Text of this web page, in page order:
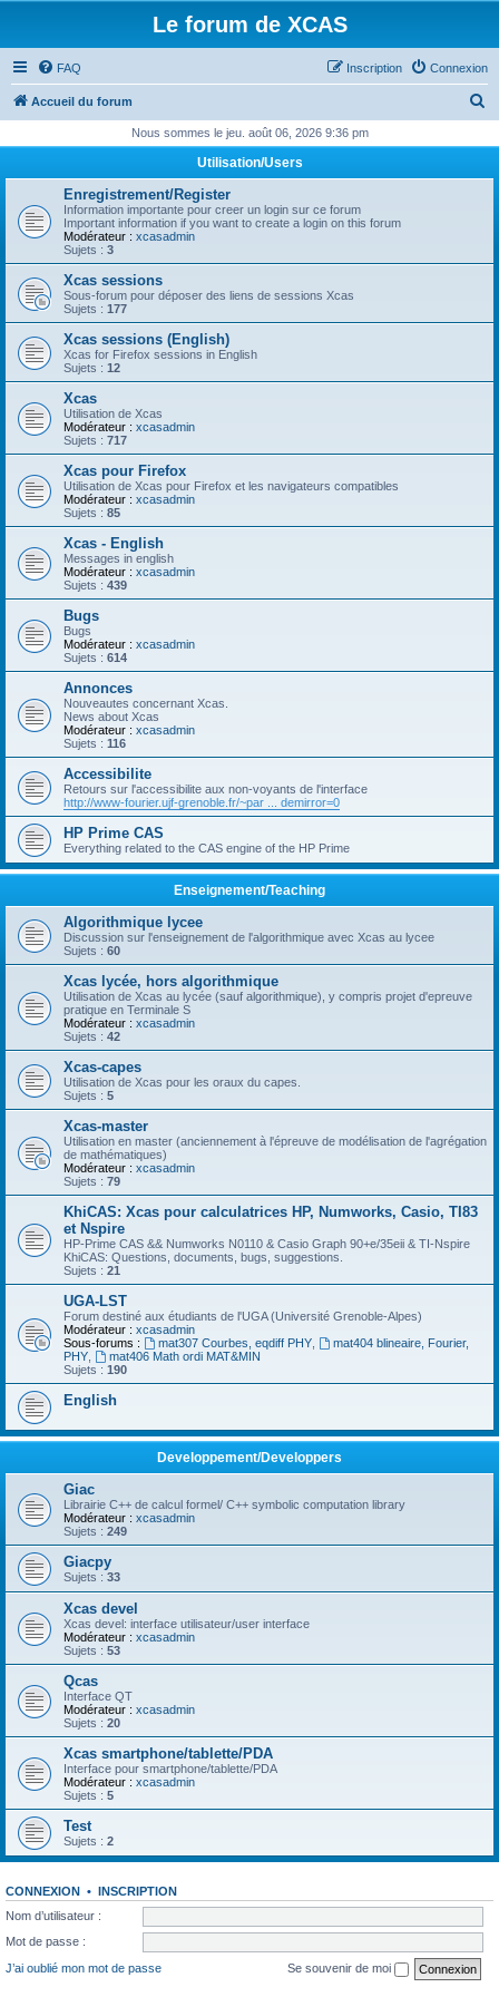
Le forum de XCAS
FAQ Connexion
Inscription
Accueil du forum
h
c
Nous sommes le jeu. août 06, 2026 9:36 pm
Utilisation/Users
Enregistrement/Register
Information importante pour creer un login sur ce forum
Important information if you want to create a login on this forum
Modérateur : xcasadmin
Sujets : 3
Xcas sessions
Sous-forum pour déposer des liens de sessions Xcas
Sujets : 177
Xcas sessions (English)
Xcas for Firefox sessions in English
Sujets : 12
Xcas
Utilisation de Xcas
Modérateur : xcasadmin
Sujets : 717
Xcas pour Firefox
Utilisation de Xcas pour Firefox et les navigateurs compatibles
Modérateur : xcasadmin
Sujets : 85
Xcas - English
Messages in english
Modérateur : xcasadmin
Sujets : 439
Bugs
Bugs
Modérateur : xcasadmin
Sujets : 614
Annonces
Nouveautes concernant Xcas.
News about Xcas
Modérateur : xcasadmin
Sujets : 116
Accessibilite
Retours sur l'accessibilite aux non-voyants de l'interface
http://www-fourier.ujf-grenoble.fr/~par ... demirror=0
HP Prime CAS
Everything related to the CAS engine of the HP Prime
Enseignement/Teaching
Algorithmique lycee
Discussion sur l'enseignement de l'algorithmique avec Xcas au lycee
Sujets : 60
Xcas lycée, hors algorithmique
Utilisation de Xcas au lycée (sauf algorithmique), y compris projet d'epreuve
pratique en Terminale S
Modérateur : xcasadmin
Sujets : 42
Xcas-capes
Utilisation de Xcas pour les oraux du capes.
Sujets : 5
Xcas-master
Utilisation en master (anciennement à l'épreuve de modélisation de l'agrégation
de mathématiques)
Modérateur : xcasadmin
Sujets : 79
KhiCAS: Xcas pour calculatrices HP, Numworks, Casio, TI83
et Nspire
HP-Prime CAS && Numworks N0110 & Casio Graph 90+e/35eii & TI-Nspire
KhiCAS: Questions, documents, bugs, suggestions.
Sujets : 21
UGA-LST
Forum destiné aux étudiants de l'UGA (Université Grenoble-Alpes)
Modérateur : xcasadmin
Sous-forums :
mat307 Courbes, eqdiff PHY,
mat404 blineaire, Fourier,
PHY
mat406 Math ordi MAT&MIN
Sujets : 190
English
Developpement/Developpers
Giac
Librairie C++ de calcul formel/ C++ symbolic computation library
Modérateur : xcasadmin
Sujets : 249
Giacpy
Sujets : 33
Xcas devel
Xcas devel: interface utilisateur/user interface
Modérateur : xcasadmin
Sujets : 53
Qcas
Interface QT
Modérateur : xcasadmin
Sujets : 20
Xcas smartphone/tablette/PDA
Interface pour smartphone/tablette/PDA
Modérateur : xcasadmin
Sujets : 5
Test
Sujets : 2
CONNEXION • INSCRIPTION
Nom d’utilisateur :
Mot de passe :
J’ai oublié mon mot de passe
Se souvenir de moi